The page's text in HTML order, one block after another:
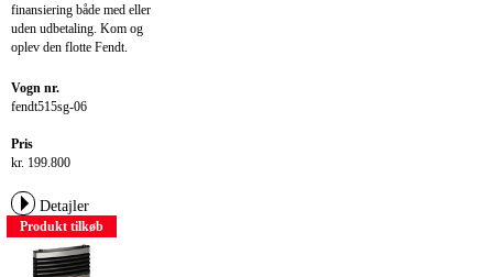
finansiering både med eller
uden udbetaling. Kom og
oplev den flotte Fendt.
Vogn nr.
fendt515sg-06
Pris
kr. 199.800
Detajler
Produkt tilkøb